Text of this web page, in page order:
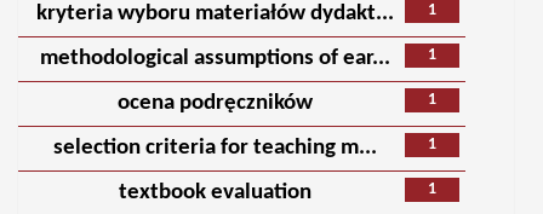
1
kryteria wyboru materiałów dydakt...
1
methodological assumptions of ear...
1
ocena podręczników
1
selection criteria for teaching m...
1
textbook evaluation